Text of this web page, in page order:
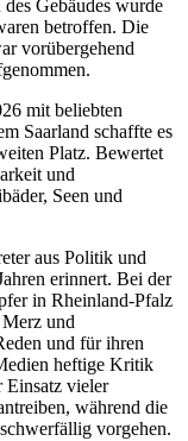
Gebäudes wurde
betroffen. Die
vorübergehend
mit beliebten
Saarland schaffte es
Platz. Bewertet
und
Seen und
aus Politik und
erinnert. Bei der
in Rheinland-Pfalz
und
und für ihren
heftige Kritik
Einsatz vieler
während die
vorgehen.